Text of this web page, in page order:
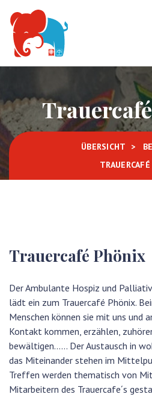
ÜBERSICHT
Trauercafé Phönix
Der Ambulante Hospiz und
lädt ein zum Trauercafé Phönix.
Menschen können sie mit uns und
Kontakt kommen, erzählen,
bewältigen…... Der Austausch in
das Miteinander stehen im
Treffen werden thematisch von
Mitarbeitern des Trauercafe´s